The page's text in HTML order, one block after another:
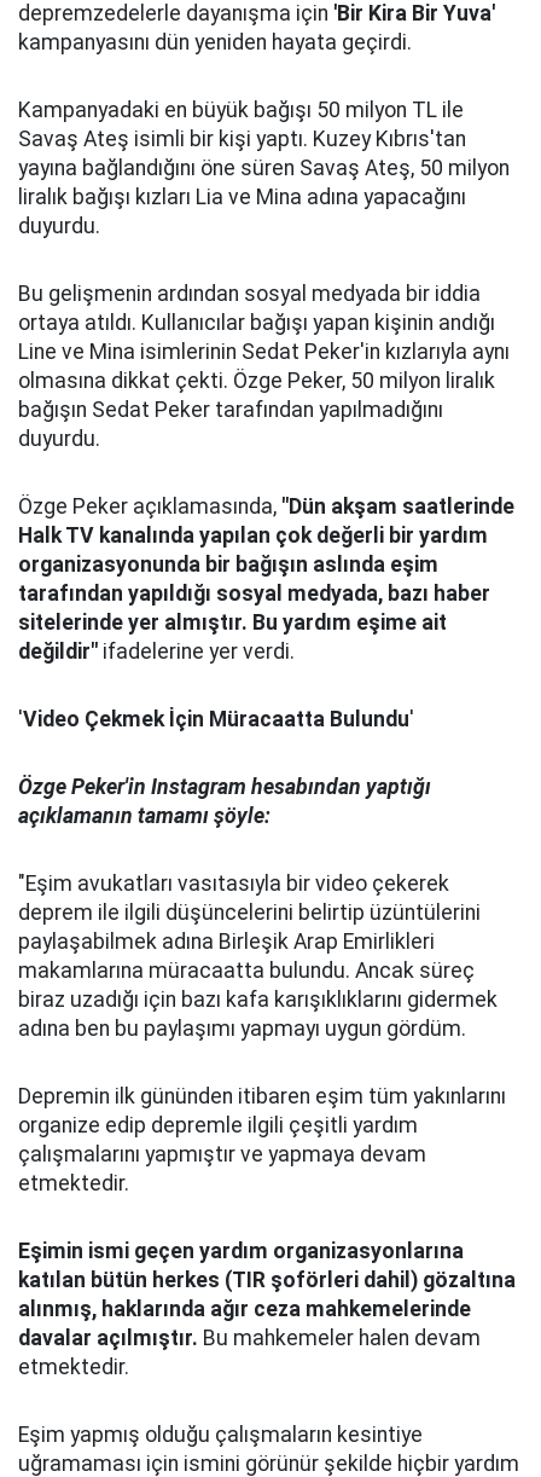
depremzedelerle dayanışma için 'Bir Kira Bir Yuva'
kampanyasını dün yeniden hayata geçirdi.
Kampanyadaki en büyük bağışı 50 milyon TL ile
Savaş Ateş isimli bir kişi yaptı. Kuzey Kıbrıs'tan
yayına bağlandığını öne süren Savaş Ateş, 50 milyon
liralık bağışı kızları Lia ve Mina adına yapacağını
duyurdu.
Bu gelişmenin ardından sosyal medyada bir iddia
ortaya atıldı. Kullanıcılar bağışı yapan kişinin andığı
Line ve Mina isimlerinin Sedat Peker'in kızlarıyla aynı
olmasına dikkat çekti. Özge Peker, 50 milyon liralık
bağışın Sedat Peker tarafından yapılmadığını
duyurdu.
Özge Peker açıklamasında, "Dün akşam saatlerinde
Halk TV kanalında yapılan çok değerli bir yardım
organizasyonunda bir bağışın aslında eşim
tarafından yapıldığı sosyal medyada, bazı haber
sitelerinde yer almıştır. Bu yardım eşime ait
değildir" ifadelerine yer verdi.
'Video Çekmek İçin Müracaatta Bulundu'
Özge Peker'in Instagram hesabından yaptığı
açıklamanın tamamı şöyle:
"Eşim avukatları vasıtasıyla bir video çekerek
deprem ile ilgili düşüncelerini belirtip üzüntülerini
paylaşabilmek adına Birleşik Arap Emirlikleri
makamlarına müracaatta bulundu. Ancak süreç
biraz uzadığı için bazı kafa karışıklıklarını gidermek
adına ben bu paylaşımı yapmayı uygun gördüm.
Depremin ilk gününden itibaren eşim tüm yakınlarını
organize edip depremle ilgili çeşitli yardım
çalışmalarını yapmıştır ve yapmaya devam
etmektedir.
Eşimin ismi geçen yardım organizasyonlarına
katılan bütün herkes (TIR şoförleri dahil) gözaltına
alınmış, haklarında ağır ceza mahkemelerinde
davalar açılmıştır. Bu mahkemeler halen devam
etmektedir.
Eşim yapmış olduğu çalışmaların kesintiye
uğramaması için ismini görünür şekilde hiçbir yardım